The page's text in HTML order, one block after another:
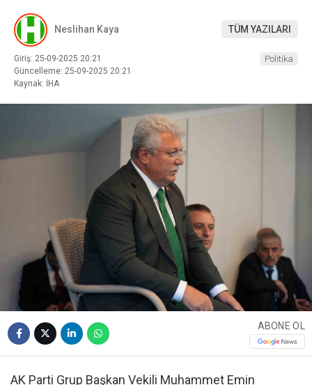
Neslihan Kaya TÜM YAZILARI
Giriş: 25-09-2025 20:21
Güncelleme: 25-09-2025 20:21
Kaynak: İHA
Politika
ABONE OL
AK Parti Grup Başkan Vekili Muhammet Emin